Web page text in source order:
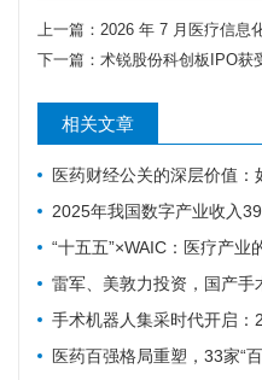
上一篇： 2026 年 7 月医疗信息化：医疗数
下一篇： 术锐股份科创板IPO获受
相关文章
医药财经公关的深层价值：如何帮助企业完成从
2025年我国数字产业收入39.6
“十五五”×WAIC：医疗产业
雷军、美敦力投资，国产手
手术机器人集采时代开启：2026下
医药百强格局重塑，33家“百